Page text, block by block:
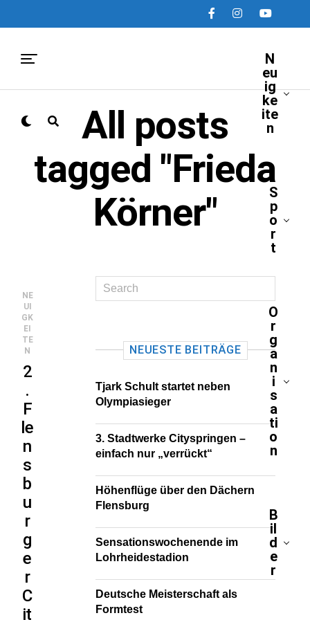
N
eu
ig
ke
ite
n
S
p
o
r
t
O
r
g
a
n
i
s
a
ti
o
n
B
il
d
e
r
All posts
tagged "Frieda
Körner"
NE
UI
GK
EI
TE
N
2
.
F
le
n
s
b
u
r
g
e
r
C
it
NEUESTE BEITRÄGE
Tjark Schult startet neben
Olympiasieger
3. Stadtwerke Cityspringen –
einfach nur „verrückt“
Höhenflüge über den Dächern
Flensburg
Sensationswochenende im
Lohrheidestadion
Deutsche Meisterschaft als
Formtest